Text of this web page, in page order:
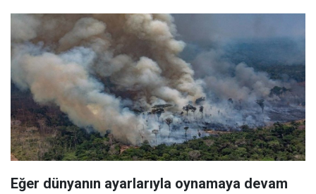
Eğer dünyanın ayarlarıyla oynamaya devam